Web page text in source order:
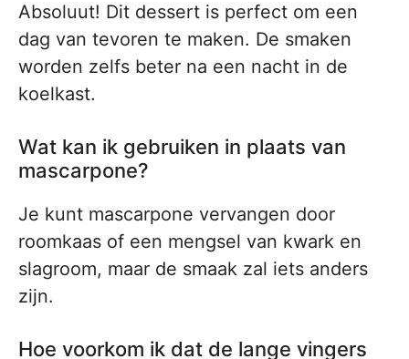
Absoluut! Dit dessert is perfect om een
dag van tevoren te maken. De smaken
worden zelfs beter na een nacht in de
koelkast.
Wat kan ik gebruiken in plaats van
mascarpone?
Je kunt mascarpone vervangen door
roomkaas of een mengsel van kwark en
slagroom, maar de smaak zal iets anders
zijn.
Hoe voorkom ik dat de lange vingers